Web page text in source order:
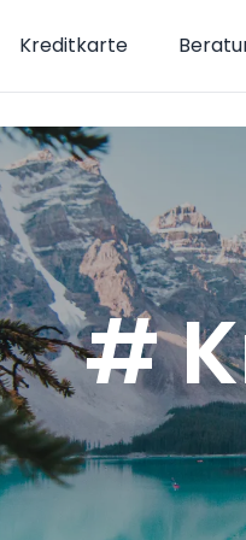
Kreditkarte
#